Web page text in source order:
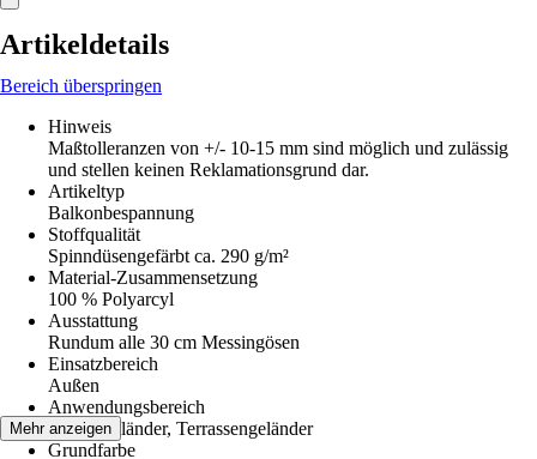
Artikeldetails
Bereich überspringen
Hinweis
Maßtolleranzen von +/- 10-15 mm sind möglich und zulässig
und stellen keinen Reklamationsgrund dar.
Artikeltyp
Balkonbespannung
Stoffqualität
Spinndüsengefärbt ca. 290 g/m²
Material-Zusammensetzung
100 % Polyarcyl
Ausstattung
Rundum alle 30 cm Messingösen
Einsatzbereich
Außen
Anwendungsbereich
Balkongeländer, Terrassengeländer
Grundfarbe
Mehr anzeigen